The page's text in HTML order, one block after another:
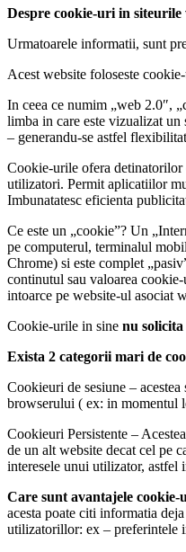
Despre cookie-uri in siteurile
Urmatoarele informatii, sunt
Acest website foloseste
In ceea ce numim „web 2.0″,
limba in care este vizualizat un
– generandu-se astfel
Cookie-urile ofera detinatorilor
utilizatori. Permit aplicatiilor
Imbunatatesc eficienta
Ce este un „cookie”? Un
pe computerul, terminalul
Chrome) si este complet
continutul sau valoarea
intoarce pe website-ul asociat
Cookie-urile in sine nu
Exista 2 categorii mari de
Cookieuri de sesiune –
browserului ( ex: in momentul
Cookieuri Persistente –
de un alt website decat cel pe
interesele unui utilizator, astfel
Care sunt avantajele
acesta poate citi informatia
utilizatorillor: ex – preferintele